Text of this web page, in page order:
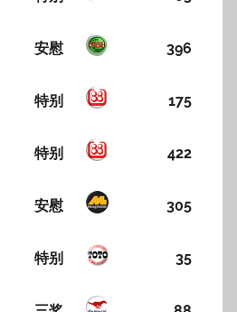
安慰 396
特别 175
特别 422
安慰 305
特别 35